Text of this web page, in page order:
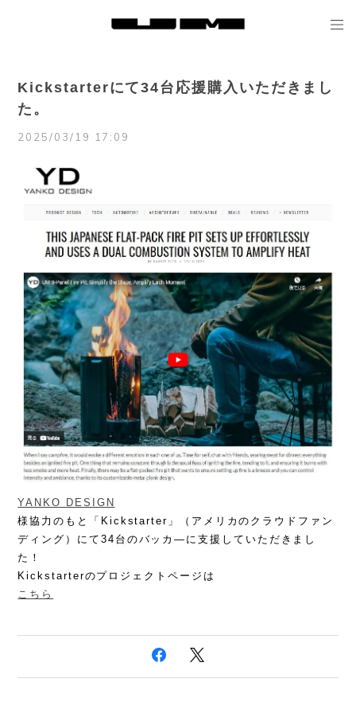
Kickstarterにて34台応援購入いただきまし
た。
2025/03/19 17:09
YANKO DESIGN
様協力のもと「Kickstarter」（アメリカのクラウドファン
ディング）にて34台のバッカ―に支援していただきまし
た！
Kickstarterのプロジェクトページは
こちら